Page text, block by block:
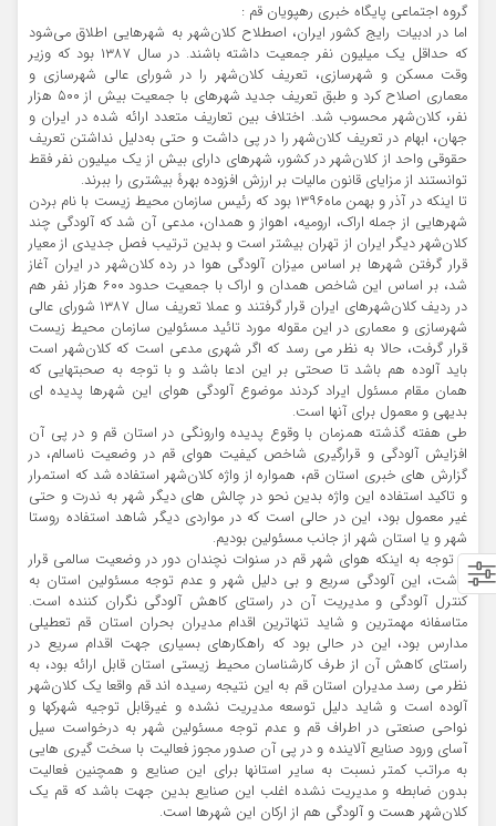
گروه اجتماعی پایگاه خبری رهپویان قم :
اما در ادبیات رایج کشور ایران، اصطلاح کلان‌شهر به شهرهایی اطلاق می‌شود
که حداقل یک میلیون نفر جمعیت داشته باشند. در سال ۱۳۸۷ بود که وزیر
وقت مسکن و شهرسازی، تعریف کلان‌شهر را در شورای عالی شهرسازی و
معماری اصلاح کرد و طبق تعریف جدید شهرهای با جمعیت بیش از ۵۰۰ هزار
نفر، کلان‌شهر محسوب شد. اختلاف بین تعاریف متعدد ارائه شده در ایران و
جهان، ابهام در تعریف کلان‌شهر را در پی داشت و حتی به‌دلیل نداشتن تعریف
حقوقی واحد از کلان‌شهر در کشور، شهرهای دارای بیش از یک میلیون نفر فقط
توانستند از مزایای قانون مالیات بر ارزش افزوده بهرۀ بیشتری را ببرند.
تا اینکه در آذر و بهمن ماه۱۳۹۶ بود که رئیس سازمان محیط زیست با نام بردن
شهرهایی از جمله اراک، ارومیه، اهواز و همدان، مدعی آن شد که آلودگی چند
کلان‌شهر دیگر ایران از تهران بیشتر است و بدین ترتیب فصل جدیدی از معیار
قرار گرفتن شهرها بر اساس میزان آلودگی هوا در رده کلان‌شهر در ایران آغاز
شد، بر اساس این شاخص همدان و اراک با جمعیت حدود ۶۰۰ هزار نفر هم
در ردیف کلان‌شهرهای ایران قرار گرفتند و عملا تعریف سال ۱۳۸۷ شورای عالی
شهرسازی و معماری در این مقوله مورد تائید مسئولین سازمان محیط زیست
قرار گرفت، حالا به نظر می رسد که اگر شهری مدعی است که کلان‌شهر است
باید آلوده هم باشد تا صحتی بر این ادعا باشد و با توجه به صحبتهایی که
همان مقام مسئول ایراد کردند موضوع آلودگی هوای این شهرها پدیده ای
بدیهی و معمول برای آنها است.
طی هفته گذشته همزمان با وقوع پدیده وارونگی در استان قم و در پی آن
افزایش آلودگی و قرارگیری شاخص کیفیت هوای قم در وضعیت ناسالم، در
گزارش های خبری استان قم، همواره از واژه کلان‌شهر استفاده شد که استمرار
و تاکید استفاده این واژه بدین نحو در چالش های دیگر شهر به ندرت و حتی
غیر معمول بود، این در حالی است که در مواردی دیگر شاهد استفاده روستا
شهر و یا استان شهر از جانب مسئولین بودیم.
با توجه به اینکه هوای شهر قم در سنوات نچندان دور در وضعیت سالمی قرار
داشت، این آلودگی سریع و بی دلیل شهر و عدم توجه مسئولین استان به
کنترل آلودگی و مدیریت آن در راستای کاهش آلودگی نگران کننده است.
متاسفانه مهمترین و شاید تنهاترین اقدام مدیران بحران استان قم تعطیلی
مدارس بود، این در حالی بود که راهکارهای بسیاری جهت اقدام سریع در
راستای کاهش آن از طرف کارشناسان محیط زیستی استان قابل ارائه بود، به
نظر می رسد مدیران استان قم به این نتیجه رسیده اند قم واقعا یک کلان‌شهر
آلوده است و شاید دلیل توسعه مدیریت نشده و غیرقابل توجیه شهرکها و
نواحی صنعتی در اطراف قم و عدم توجه مسئولین شهر به درخواست سیل
آسای ورود صنایع آلاینده و در پی آن صدور مجوز فعالیت با سخت گیری هایی
به مراتب کمتر نسبت به سایر استانها برای این صنایع و همچنین فعالیت
بدون ضابطه و مدیریت نشده اغلب این صنایع بدین جهت باشد که قم یک
کلان‌شهر هست و آلودگی هم از ارکان این شهرها است.